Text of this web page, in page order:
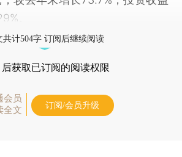
。
共计504字 订阅后继续阅读
后获取已订阅的阅读权限
会员
全文
订阅/会员升级